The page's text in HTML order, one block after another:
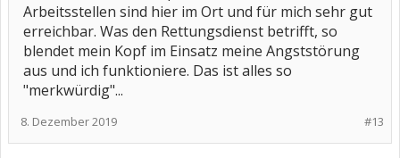
Arbeitsstellen sind hier im Ort und für mich sehr gut
erreichbar. Was den Rettungsdienst betrifft, so
blendet mein Kopf im Einsatz meine Angststörung
aus und ich funktioniere. Das ist alles so
"merkwürdig"...
#13
8. Dezember 2019